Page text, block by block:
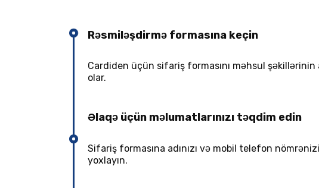
Rəsmiləşdirmə formasına keçin
Cardiden üçün sifariş formasını məhsul
olar.
Əlaqə üçün məlumatlarınızı təqdim edin
Sifariş formasına adınızı və mobil telefon
yoxlayın.